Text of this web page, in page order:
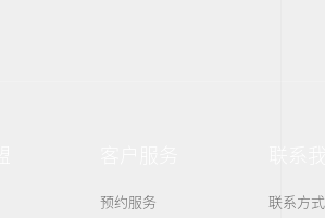
预约服务 联系方式